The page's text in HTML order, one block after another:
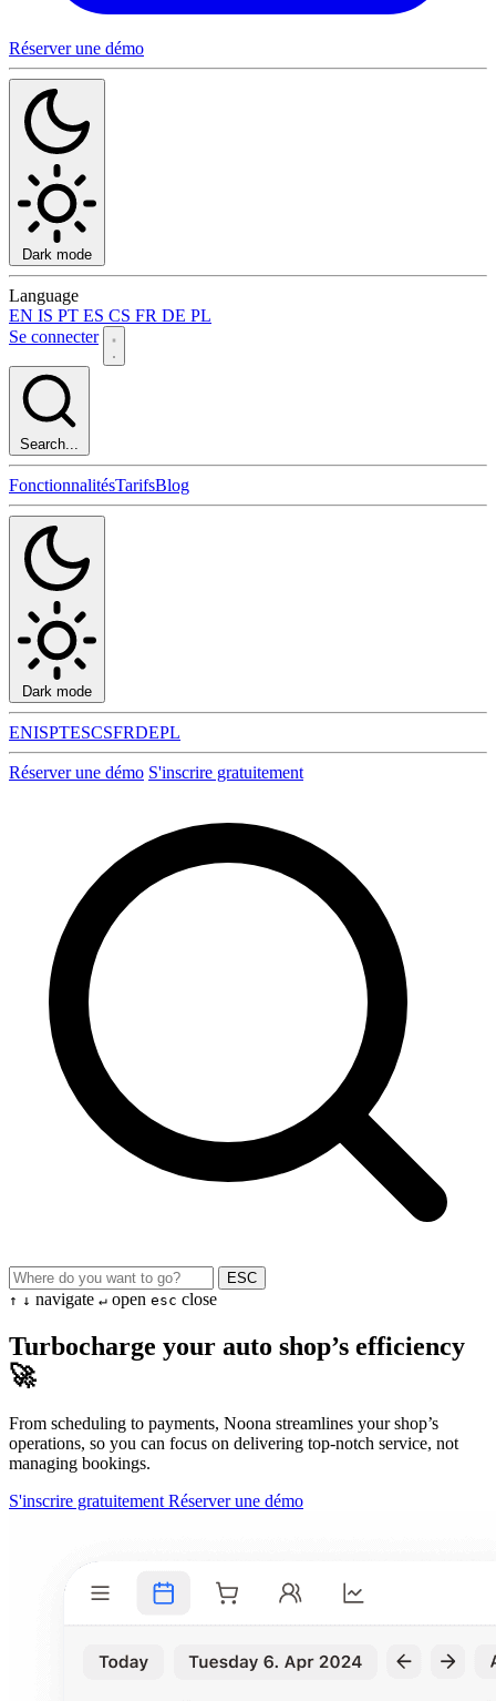
Réserver une démo
Dark mode
Language
EN IS PT ES CS FR DE PL
Se connecter
Search...
FonctionnalitésTarifsBlog
Dark mode
ENISPTESCSFRDEPL
Réserver une démo S'inscrire gratuitement
ESC
↑ ↓ navigate ↵ open esc close
Turbocharge your auto shop’s efficiency
🚀
From scheduling to payments, Noona streamlines your shop’s
operations, so you can focus on delivering top-notch service, not
managing bookings.
S'inscrire gratuitement Réserver une démo